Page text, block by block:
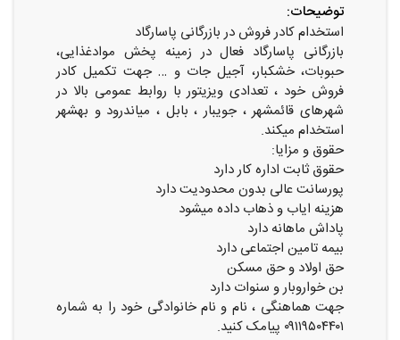
توضیحات:
استخدام کادر فروش در بازرگانی پاسارگاد
بازرگانی پاسارگاد فعال در زمینه پخش موادغذایی،
حبوبات، خشکبار، آجیل جات و … جهت تکمیل کادر
فروش خود ، تعدادی ویزیتور با روابط عمومی بالا در
شهرهای قائمشهر ، جویبار ، بابل ، میاندرود و بهشهر
استخدام میکند.
حقوق و مزایا:
حقوق ثابت اداره کار دارد
پورسانت عالی بدون محدودیت دارد
هزینه ایاب و ذهاب داده میشود
پاداش ماهانه دارد
بیمه تامین اجتماعی دارد
حق اولاد و حق مسکن
بن خواروبار و سنوات دارد
جهت هماهنگی ، نام و نام خانوادگی خود را به شماره
۰۹۱۱۹۵۰۴۴۰۱ پیامک کنید.